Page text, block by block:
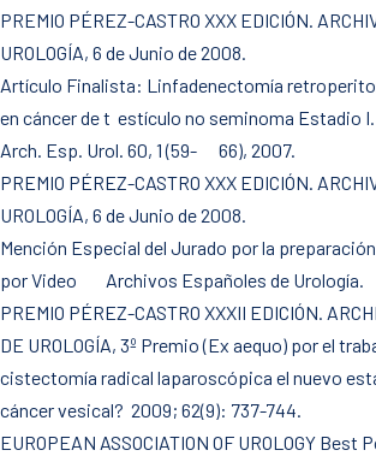
PREMIO PÉREZ-CASTRO XXX EDICIÓN.
UROLOGÍA, 6 de Junio de 2008.
Artículo Finalista: Linfadenectomía
en cáncer de t estículo no seminoma Estadio I.
Arch. Esp. Urol. 60, 1 (59- 66), 2007.
PREMIO PÉREZ-CASTRO XXX EDICIÓN.
UROLOGÍA, 6 de Junio de 2008.
Mención Especial del Jurado por la
por Video Archivos Españoles de Urología.
PREMIO PÉREZ-CASTRO XXXII EDICIÓN.
DE UROLOGÍA, 3º Premio (Ex aequo) por el
cistectomía radical laparoscópica el nuevo
cáncer vesical? 2009; 62(9): 737-744.
EUROPEAN ASSOCIATION OF UROLOGY